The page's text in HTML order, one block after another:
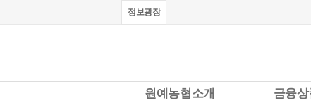
정보광장
원예농협소개 금융상